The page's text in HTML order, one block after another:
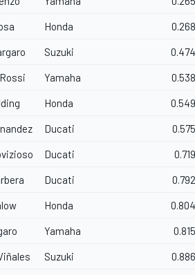
Honda 0.268
Suzuki 0.474
Yamaha 0.538
Honda 0.549
Ducati 0.575
Ducati 0.719
Ducati 0.792
Honda 0.804
Yamaha 0.815
Suzuki 0.886